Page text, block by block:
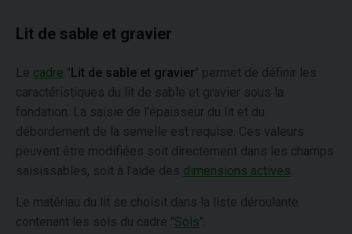
Lit de sable et gravier
Le cadre "Lit de sable et gravier" permet de définir les
caractéristiques du lit de sable et gravier sous la
fondation. La saisie de l'épaisseur du lit et du
débordement de la semelle est requise. Ces valeurs
peuvent être modifiées soit directement dans les champs
saisissables, soit à l'aide des dimensions actives
Le matériau du lit se choisit dans la liste déroulante
contenant les sols du cadre "Sols".